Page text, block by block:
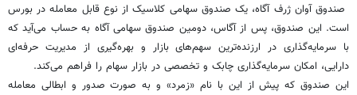
صندوق آوان ژرف آگاه، یک صندوق سهامی کلاسیک از نوع قابل معامله در بورس
است. این صندوق، پس از آگاس، دومین صندوق سهامی آگاه به حساب می‌آید که
با سرمایه‌گذاری در ارزنده‌ترین سهم‌های بازار و بهره‌گیری از مدیریت حرفه‌ای
دارایی، امکان سرمایه‌گذاری چابک و تخصصی در بازار سهام را فراهم می‌کند.
این صندوق که پیش از این با نام «زمرد» و به صورت صدور و ابطالی معامله